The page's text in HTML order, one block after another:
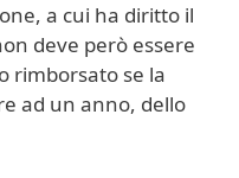
a cui ha diritto il
deve però essere
rimborsato se la
ad un anno, dello